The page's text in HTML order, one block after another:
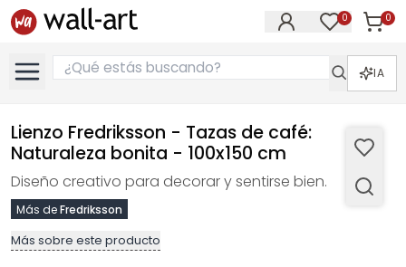
0 0
IA
Lienzo Fredriksson - Tazas de café:
Naturaleza bonita - 100x150 cm
Diseño creativo para decorar y sentirse bien.
Más deFredriksson
Más sobre este producto